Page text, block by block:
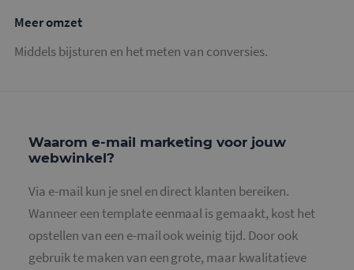
Meer omzet
Middels bijsturen en het meten van conversies.
Waarom e-mail marketing voor jouw
webwinkel?
Via e-mail kun je snel en direct klanten bereiken.
Wanneer een template eenmaal is gemaakt, kost het
opstellen van een e-mail ook weinig tijd. Door ook
gebruik te maken van een grote, maar kwalitatieve